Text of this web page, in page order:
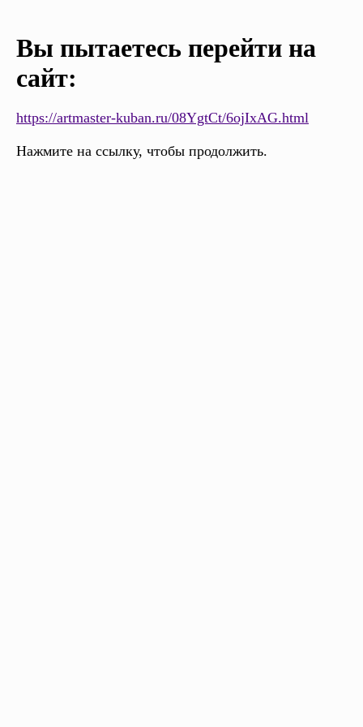
Вы пытаетесь перейти на
сайт:
https://artmaster-kuban.ru/08YgtCt/6ojIxAG.html
Нажмите на ссылку, чтобы продолжить.